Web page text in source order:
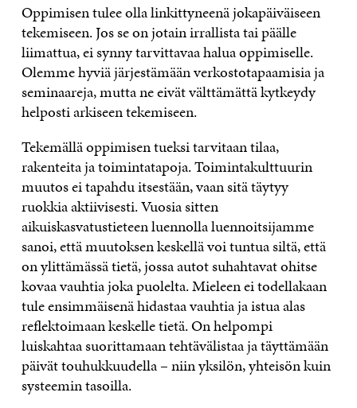
Oppimisen tulee olla linkittyneenä jokapäiväiseen
tekemiseen. Jos se on jotain irrallista tai päälle
liimattua, ei synny tarvittavaa halua oppimiselle.
Olemme hyviä järjestämään verkostotapaamisia ja
seminaareja, mutta ne eivät välttämättä kytkeydy
helposti arkiseen tekemiseen.
Tekemällä oppimisen tueksi tarvitaan tilaa,
rakenteita ja toimintatapoja. Toimintakulttuurin
muutos ei tapahdu itsestään, vaan sitä täytyy
ruokkia aktiivisesti. Vuosia sitten
aikuiskasvatustieteen luennolla luennoitsijamme
sanoi, että muutoksen keskellä voi tuntua siltä, että
on ylittämässä tietä, jossa autot suhahtavat ohitse
kovaa vauhtia joka puolelta. Mieleen ei todellakaan
tule ensimmäisenä hidastaa vauhtia ja istua alas
reflektoimaan keskelle tietä. On helpompi
luiskahtaa suorittamaan tehtävälistaa ja täyttämään
päivät touhukkuudella – niin yksilön, yhteisön kuin
systeemin tasoilla.